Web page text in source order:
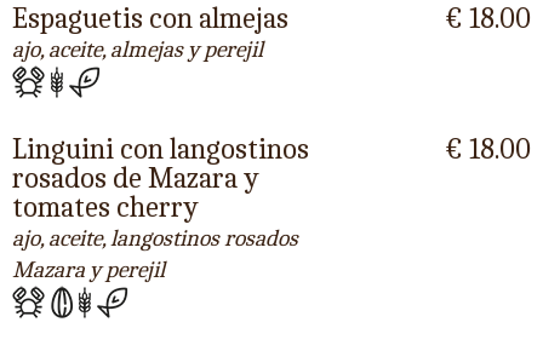
Espaguetis con almejas
ajo, aceite, almejas y perejil
€ 18.00
Linguini con langostinos
rosados de Mazara y
tomates cherry
ajo, aceite, langostinos rosados
Mazara y perejil
€ 18.00